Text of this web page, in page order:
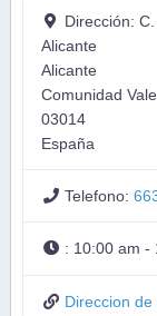
Dirección:
Alicante
Alicante
Comunidad
03014
España
Telefono:
: 10:00 am -
Direccion de